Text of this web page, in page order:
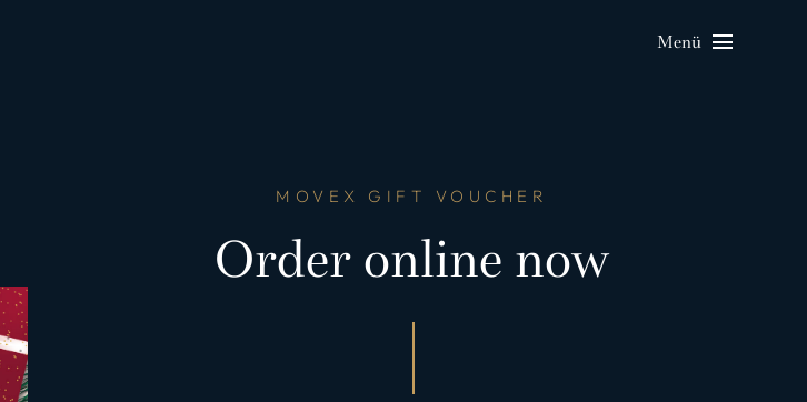
Menü
MOVEX GIFT VOUCHER
Order online now